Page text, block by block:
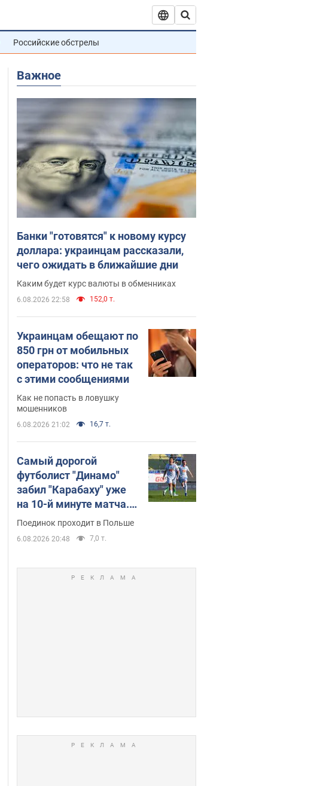
Российские обстрелы
Важное
Банки "готовятся" к новому курсу
доллара: украинцам рассказали,
чего ожидать в ближайшие дни
Каким будет курс валюты в обменниках
6.08.2026 22:58 152,0 т.
Украинцам обещают по
850 грн от мобильных
операторов: что не так
с этими сообщениями
Как не попасть в ловушку
мошенников
6.08.2026 21:02 16,7 т.
Самый дорогой
футболист "Динамо"
забил "Карабаху" уже
на 10-й минуте матча.
Видео
Поединок проходит в Польше
6.08.2026 20:48 7,0 т.